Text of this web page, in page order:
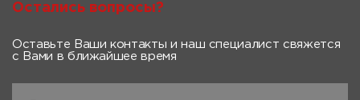
Остались вопросы?
Оставьте Ваши контакты и наш специалист свяжется
с Вами в ближайшее время